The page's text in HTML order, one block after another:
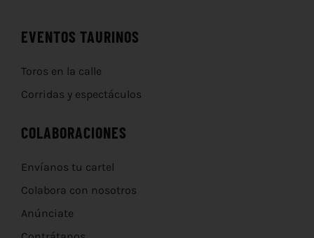
EVENTOS TAURINOS
Toros en la calle
Corridas y espectáculos
COLABORACIONES
Envíanos tu cartel
Colabora con nosotros
Anúnciate